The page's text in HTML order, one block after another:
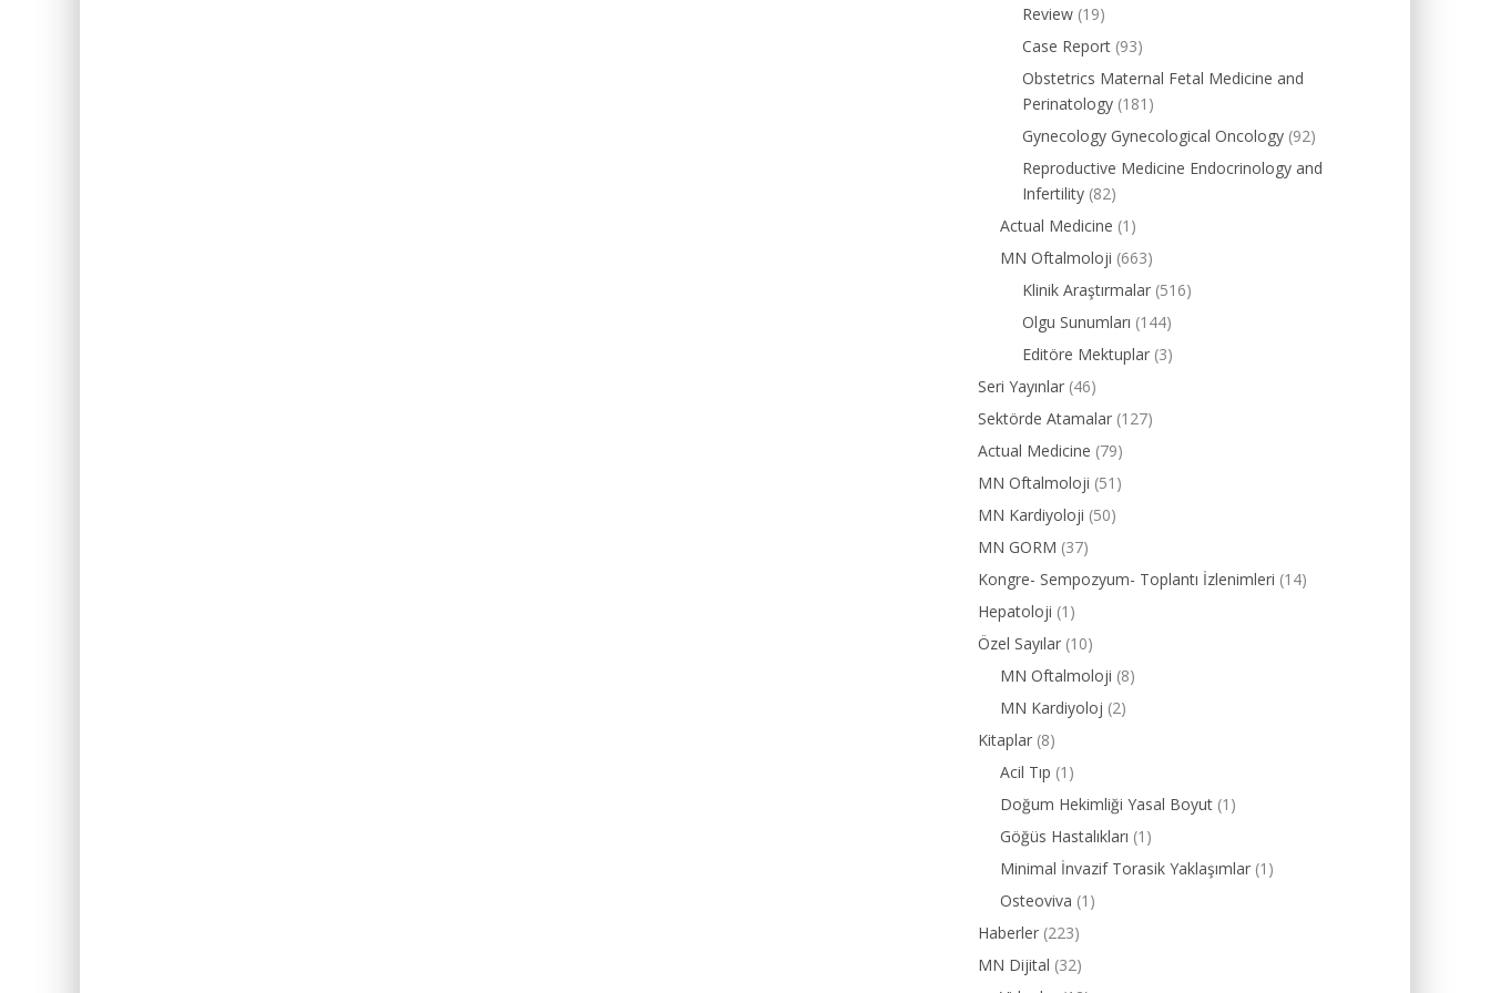
Review (19)
Case Report (93)
Obstetrics Maternal Fetal Medicine and
Perinatology (181)
Gynecology Gynecological Oncology (92)
Reproductive Medicine Endocrinology and
Infertility (82)
Actual Medicine (1)
MN Oftalmoloji (663)
Klinik Araştırmalar (516)
Olgu Sunumları (144)
Editöre Mektuplar (3)
Seri Yayınlar (46)
Sektörde Atamalar (127)
Actual Medicine (79)
MN Oftalmoloji (51)
MN Kardiyoloji (50)
MN GORM (37)
Kongre- Sempozyum- Toplantı İzlenimleri (14)
Hepatoloji (1)
Özel Sayılar (10)
MN Oftalmoloji (8)
MN Kardiyoloj (2)
Kitaplar (8)
Acil Tıp (1)
Doğum Hekimliği Yasal Boyut (1)
Göğüs Hastalıkları (1)
Minimal İnvazif Torasik Yaklaşımlar (1)
Osteoviva (1)
Haberler (223)
MN Dijital (32)